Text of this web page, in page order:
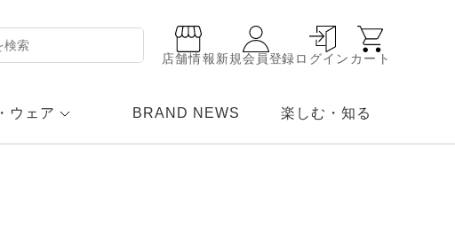
店舗情報新規会員登録ログイン カート
ウェア BRAND NEWS 楽しむ・知る